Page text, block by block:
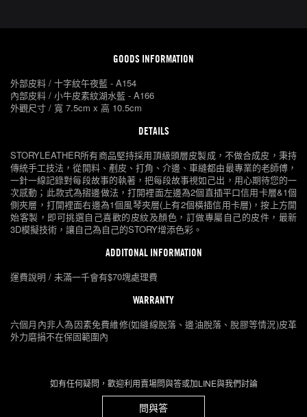
GOODS INFORMATION
外部皮料 / 十字紋午夜藍 - A154
內部皮料 / 小牛皮素紋湖水藍 - A166
外觀尺寸 / 寬 7.5cm x 高 10.5cm
DETAILS
STORYLEATHER所有商品堅持採用頂級頭層皮製成，不做合成皮，秉持
傳統手工技法，從開料、剷皮、打角、介邊、車縫都由最專業的老師傅，
一針一線記錄對每段故事的執著，把每段故事視如己出，用心期待您的一
次感動；此款式為摺邊做法，打開裡面左邊為2個直插平口信用卡層&1個
側夾層，打開裡面右邊為1個風琴夾層(上有2個橫插信用卡層)，按上方開
始客製，即可挑選自己喜歡的皮紋及顏色，訂做專屬自己的皮件，最新
3D模擬技術，讓自己為自己的STORY增添色彩。
ADDITONAL INFORMATION
運費說明 / 未滿一千會有$70塊處理費
WARRANTY
六個月內非人為因素免費維修(如縫線脫落、邊油脫落、脫膠等情況)皮革
外力磨損不在保固範圍內
如有任何疑問，歡迎利用賣場問與答或加LINE與我們討論
問與答